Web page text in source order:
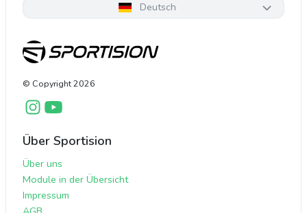
Deutsch
© Copyright2026
Über Sportision
Über uns
Module in der Übersicht
Impressum